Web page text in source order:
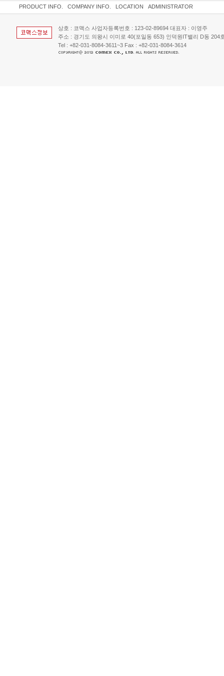
PRODUCT INFO. COMPANY INFO. LOCATION ADMINISTRATOR
상호 : 코맥스 사업자등록번호 : 123-02-89694 대표자 : 이영주
주소 : 경기도 의왕시 이미로 40(포일동 653) 인덕원IT밸리 D동
Tel : +82-031-8084-3611~3 Fax : +82-031-8084-3614